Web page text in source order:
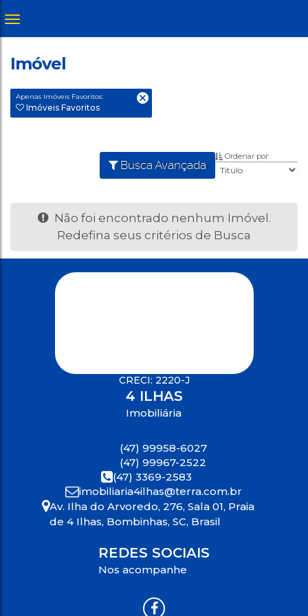
Imóvel
Apenas Imóveis Favoritos:
Imóveis Favoritos
Busca Avançada
Ordenar por:
Não foi encontrado nenhum Imóvel.
Redefina seus critérios de Busca
CRECI: 2220-J
4 ILHAS
Imobiliária
(47) 99958-6027
(47) 99967-2522
(47) 3369-2583
imobiliaria4ilhas@terra.com.br
Av. Ilha do Arvoredo, 276, Sala 01, Praia
de 4 Ilhas, Bombinhas, SC, Brasil
REDES SOCIAIS
Nos acompanhe